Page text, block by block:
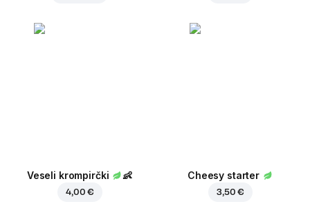
Veseli krompirčki 👶
4,00 €
Cheesy starter
3,50 €